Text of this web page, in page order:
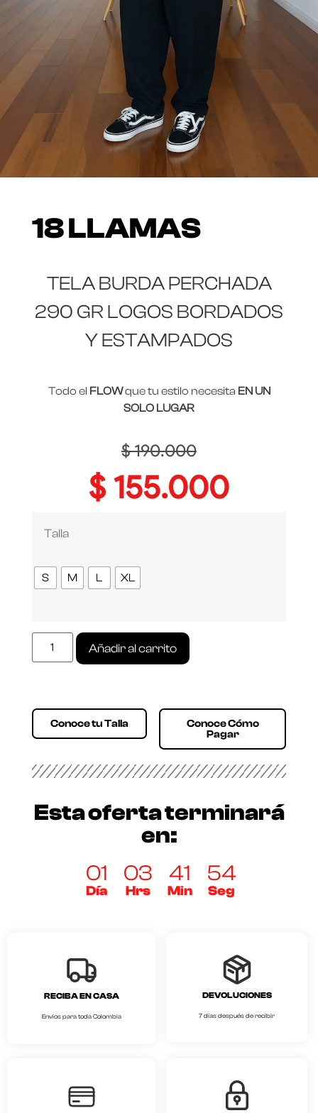
18 LLAMAS
TELA BURDA PERCHADA
290 GR LOGOS BORDADOS
Y ESTAMPADOS
Todo el FLOWque tu estilo necesita EN UN
SOLO LUGAR
$190.000
$ 155.000
Talla
S M L XL
Añadir al carrito
Conoce tu Talla
Conoce Cómo
Pagar
Esta oferta terminará
en:
01
Día
03
Hrs
41
Min
54
Seg
RECIBA EN CASA
Envios para toda Colombia
DEVOLUCIONES
7 días después de recibir